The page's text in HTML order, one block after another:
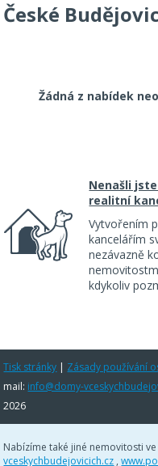
České
Žádná z nabídek
Nenašli
realitní
Vytvořením
kancelářím
nezávazně
kdykoliv
Tisk stránky | Zásady používání
mail: info@domy-
2026
Nabízíme také jiné nemovitosti
vceskychbudejovicich.cz ,